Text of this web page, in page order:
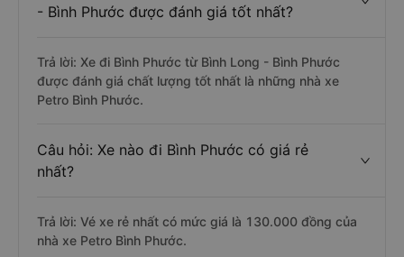
- Bình Phước được đánh giá tốt nhất?
Trả lời: Xe đi Bình Phước từ Bình Long - Bình Phước
được đánh giá chất lượng tốt nhất là những nhà xe
Petro Bình Phước.
Câu hỏi: Xe nào đi Bình Phước có giá rẻ
nhất?
Trả lời: Vé xe rẻ nhất có mức giá là 130.000 đồng của
nhà xe Petro Bình Phước.